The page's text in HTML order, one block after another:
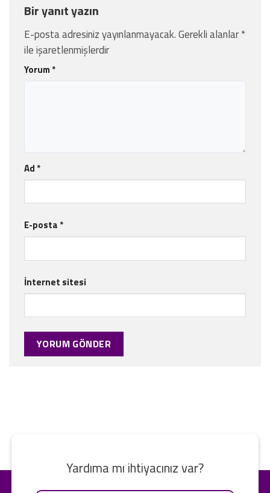
Bir yanıt yazın
E-posta adresiniz yayınlanmayacak.Gerekli alanlar*
ile işaretlenmişlerdir
Yorum *
Ad *
E-posta *
İnternet sitesi
Yardıma mı ihtiyacınız var?